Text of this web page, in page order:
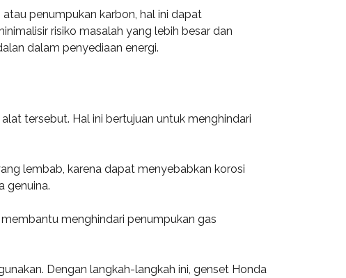
penumpukan karbon, hal ini dapat
risiko masalah yang lebih besar dan
dalam penyediaan energi.
tersebut. Hal ini bertujuan untuk menghindari
lembab, karena dapat menyebabkan korosi
genuina.
menghindari penumpukan gas
Dengan langkah-langkah ini, genset Honda